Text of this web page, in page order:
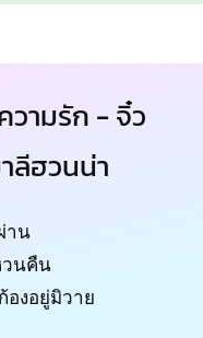
วามรัก - จิ๋ว
ลีฮวนน่า
าน
วนคืน
องอยู่มิวาย